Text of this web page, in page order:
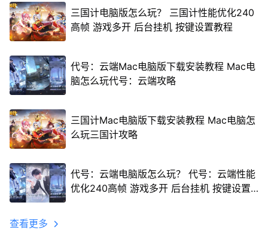
三国计电脑版怎么玩？ 三国计性能优化240
高帧 游戏多开 后台挂机 按键设置教程
代号：云端Mac电脑版下载安装教程 Mac电
脑怎么玩代号：云端攻略
三国计Mac电脑版下载安装教程 Mac电脑怎
么玩三国计攻略
代号：云端电脑版怎么玩？ 代号：云端性能
优化240高帧 游戏多开 后台挂机 按键设置
查看更多